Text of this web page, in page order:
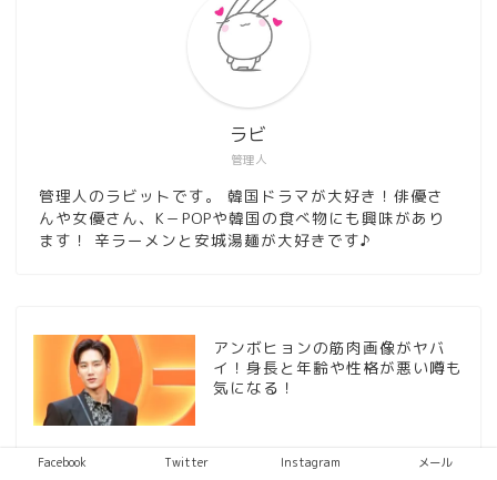
管理人
ラビ
管理人のラビットです。 韓国ドラマが大好き！俳優さ
んや女優さん、K－POPや韓国の食べ物にも興味があり
ます！ 辛ラーメンと安城湯麺が大好きです♪
アンボヒョンの筋肉画像がヤバ
イ！身長と年齢や性格が悪い噂も
気になる！
アンボヒョンは結婚して妻がい
Facebook Twitter Instagram メール